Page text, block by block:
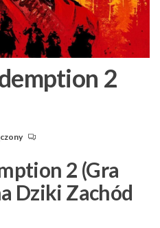
2
2 (Gra
Dziki Zachód